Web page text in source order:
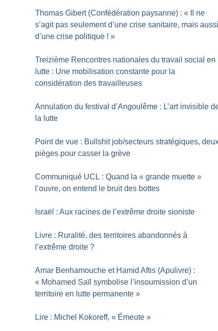
Thomas Gibert (Confédération paysanne) : «
Il ne
s’agit pas seulement d’une crise sanitaire, mais
d’une crise politique ! »
Treizième Rencontres nationales du travail social en
lutte : Une mobilisation constante pour la
considération des travailleuses
Annulation du festival d’Angoulême : L’art invisible
la lutte
Point de vue : Bullshit job/secteurs stratégiques,
pièges pour casser la grève
Communiqué UCL : Quand la « grande muette »
l’ouvre, on entend le bruit des bottes
Israël : Aux racines de l’extrême droite sioniste
Livre : Ruralité, des territoires abandonnés à
l’extrême droite ?
Amar Benhamouche et Hamid Aftis (Apulivre) :
« Mohamed Saïl symbolise l’insoumission d’un
territoire en lutte permanente »
Lire : Michel Kokoreff, « Émeute »